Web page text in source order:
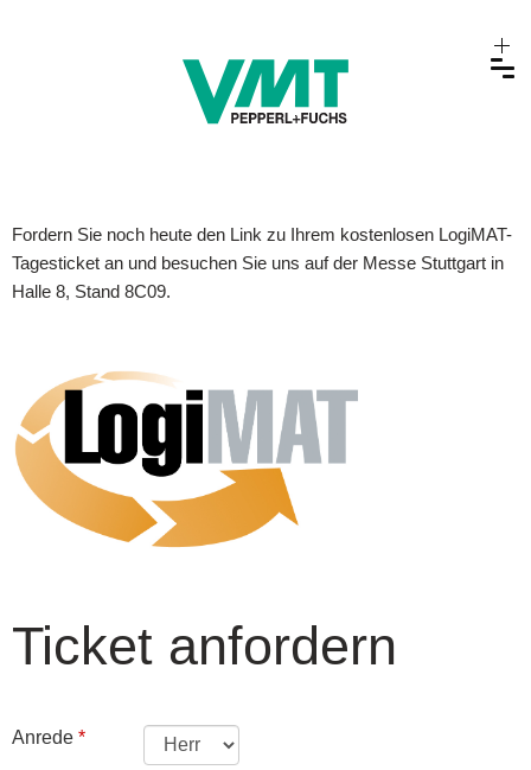
Fordern Sie noch heute den Link zu Ihrem kostenlosen LogiMAT-
Tagesticket an und besuchen Sie uns auf der Messe Stuttgart in
Halle 8, Stand 8C09.
Ticket anfordern